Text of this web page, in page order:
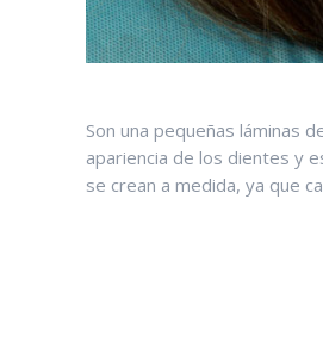
Son una pequeñas láminas
apariencia de los dientes y
se crean a medida, ya que